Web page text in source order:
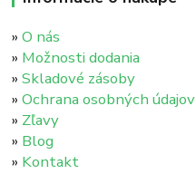
»O nás
» Možnosti dodania
»Skladové zásoby
»Ochrana osobných údajov
» Zľavy
» Blog
» Kontakt